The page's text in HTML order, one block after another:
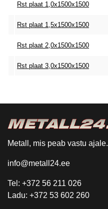
Rst plaat 1,0x1500x1500
Rst plaat 1,5x1500x1500
Rst plaat 2,0x1500x1500
Rst plaat 3,0x1500x1500
Metall, mis peab vastu ajale.
info@metall24.ee
Tel: +372 56 211 026
Ladu: +372 53 602 260